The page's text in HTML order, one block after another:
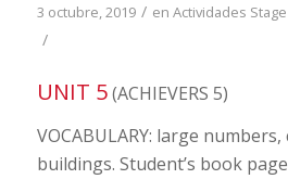
3 octubre, 2019 / en Actividades
/
UNIT 5(ACHIEVERS 5)
VOCABULARY: large
buildings. Student’s book page